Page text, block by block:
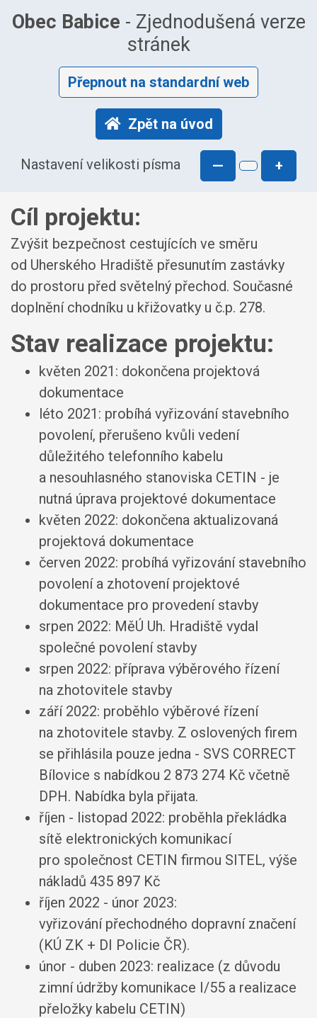
Obec Babice - Zjednodušená verze
stránek
Přepnout na standardní web
Zpět na úvod
Nastavení velikosti písma — +
Cíl projektu:
Zvýšit bezpečnost cestujících ve směru
od Uherského Hradiště přesunutím zastávky
do prostoru před světelný přechod. Současné
doplnění chodníku u křižovatky u č.p. 278.
Stav realizace projektu:
květen 2021: dokončena projektová
dokumentace
léto 2021: probíhá vyřizování stavebního
povolení, přerušeno kvůli vedení
důležitého telefonního kabelu
a nesouhlasného stanoviska CETIN - je
nutná úprava projektové dokumentace
květen 2022: dokončena aktualizovaná
projektová dokumentace
červen 2022: probíhá vyřizování stavebního
povolení a zhotovení projektové
dokumentace pro provedení stavby
srpen 2022: MěÚ Uh. Hradiště vydal
společné povolení stavby
srpen 2022: příprava výběrového řízení
na zhotovitele stavby
září 2022: proběhlo výběrové řízení
na zhotovitele stavby. Z oslovených firem
se přihlásila pouze jedna - SVS CORRECT
Bílovice s nabídkou 2 873 274 Kč včetně
DPH. Nabídka byla přijata.
říjen - listopad 2022: proběhla překládka
sítě elektronických komunikací
pro společnost CETIN firmou SITEL, výše
nákladů 435 897 Kč
říjen 2022 - únor 2023:
vyřizování přechodného dopravní značení
(KÚ ZK + DI Policie ČR).
únor - duben 2023: realizace (z důvodu
zimní údržby komunikace I/55 a realizace
přeložky kabelu CETIN)